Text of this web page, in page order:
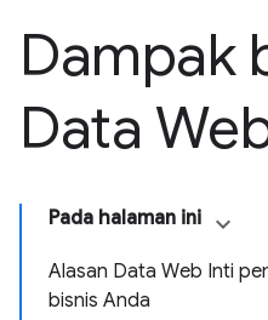
Dampak
Data
Pada halaman ini
Alasan Data Web Inti
bisnis Anda